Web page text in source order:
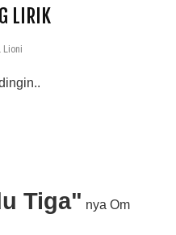
LIRIK
Lioni
Tiga" nya Om